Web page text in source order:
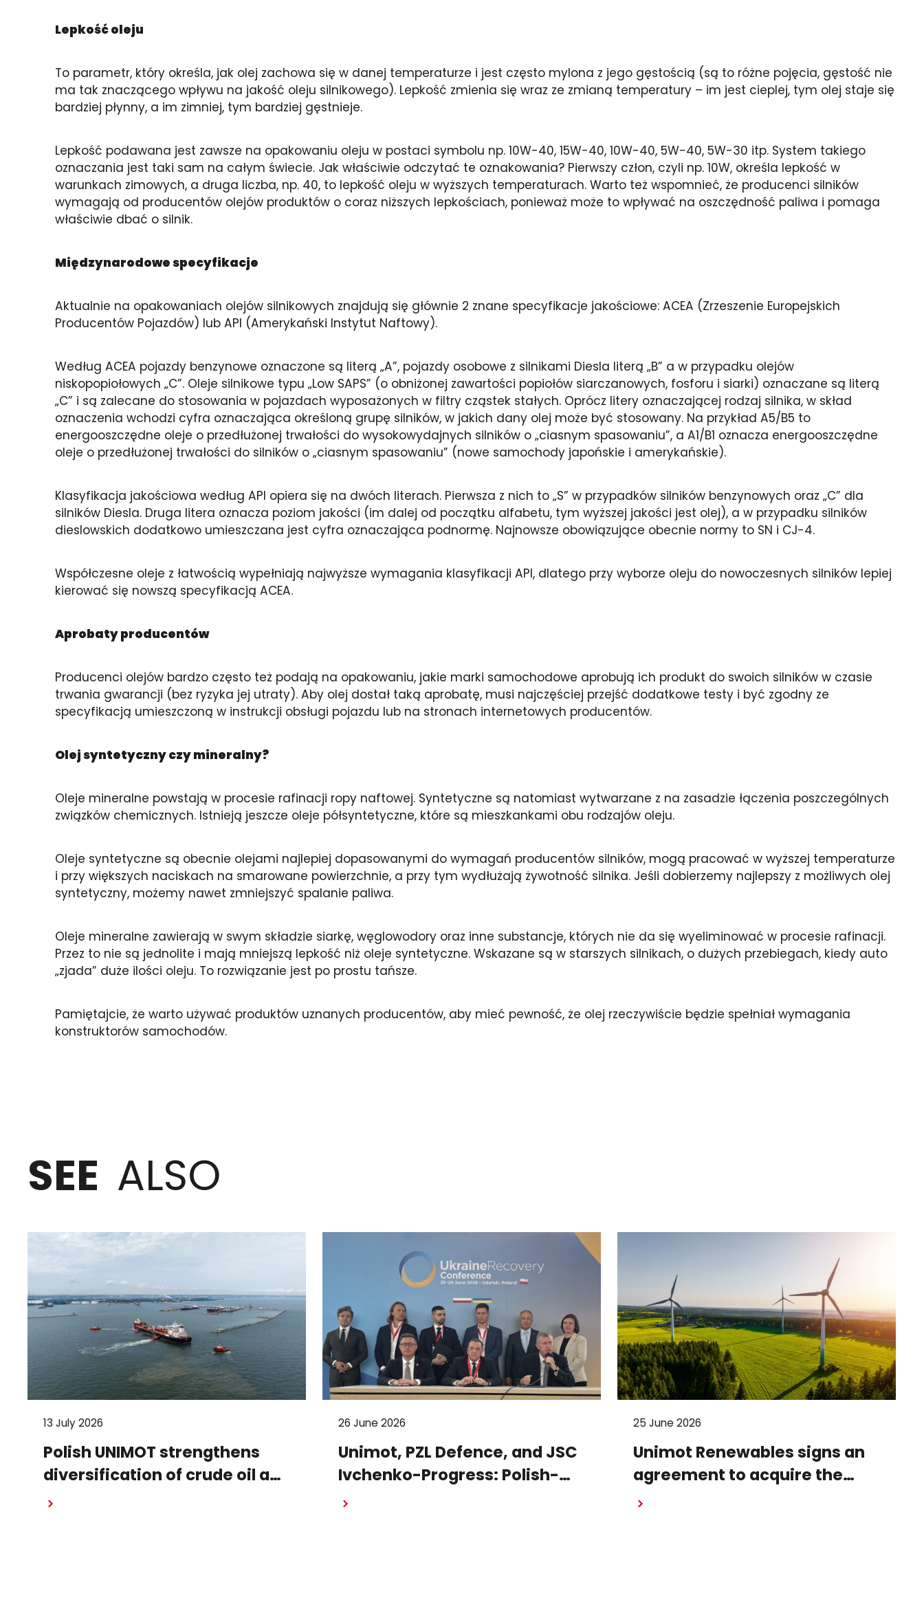
Lepkość oleju
To parametr, który określa, jak olej zachowa się w danej temperaturze i jest często mylona z jego gęstością (są to różne pojęcia, gęstość nie
ma tak znaczącego wpływu na jakość oleju silnikowego). Lepkość zmienia się wraz ze zmianą temperatury – im jest cieplej, tym olej staje się
bardziej płynny, a im zimniej, tym bardziej gęstnieje.
Lepkość podawana jest zawsze na opakowaniu oleju w postaci symbolu np. 10W-40, 15W-40, 10W-40, 5W-40, 5W-30 itp. System takiego
oznaczania jest taki sam na całym świecie. Jak właściwie odczytać te oznakowania? Pierwszy człon, czyli np. 10W, określa lepkość w
warunkach zimowych, a druga liczba, np. 40, to lepkość oleju w wyższych temperaturach. Warto też wspomnieć, że producenci silników
wymagają od producentów olejów produktów o coraz niższych lepkościach, ponieważ może to wpływać na oszczędność paliwa i pomaga
właściwie dbać o silnik.
Międzynarodowe specyfikacje
Aktualnie na opakowaniach olejów silnikowych znajdują się głównie 2 znane specyfikacje jakościowe: ACEA (Zrzeszenie Europejskich
Producentów Pojazdów) lub API (Amerykański Instytut Naftowy).
Według ACEA pojazdy benzynowe oznaczone są literą „A”, pojazdy osobowe z silnikami Diesla literą „B” a w przypadku olejów
niskopopiołowych „C”. Oleje silnikowe typu „Low SAPS” (o obniżonej zawartości popiołów siarczanowych, fosforu i siarki) oznaczane są literą
„C” i są zalecane do stosowania w pojazdach wyposażonych w filtry cząstek stałych. Oprócz litery oznaczającej rodzaj silnika, w skład
oznaczenia wchodzi cyfra oznaczająca określoną grupę silników, w jakich dany olej może być stosowany. Na przykład A5/B5 to
energooszczędne oleje o przedłużonej trwałości do wysokowydajnych silników o „ciasnym spasowaniu”, a A1/B1 oznacza energooszczędne
oleje o przedłużonej trwałości do silników o „ciasnym spasowaniu” (nowe samochody japońskie i amerykańskie).
Klasyfikacja jakościowa według API opiera się na dwóch literach. Pierwsza z nich to „S” w przypadków silników benzynowych oraz „C” dla
silników Diesla. Druga litera oznacza poziom jakości (im dalej od początku alfabetu, tym wyższej jakości jest olej), a w przypadku silników
dieslowskich dodatkowo umieszczana jest cyfra oznaczająca podnormę. Najnowsze obowiązujące obecnie normy to SN i CJ-4.
Współczesne oleje z łatwością wypełniają najwyższe wymagania klasyfikacji API, dlatego przy wyborze oleju do nowoczesnych silników lepiej
kierować się nowszą specyfikacją ACEA.
Aprobaty producentów
Producenci olejów bardzo często też podają na opakowaniu, jakie marki samochodowe aprobują ich produkt do swoich silników w czasie
trwania gwarancji (bez ryzyka jej utraty). Aby olej dostał taką aprobatę, musi najczęściej przejść dodatkowe testy i być zgodny ze
specyfikacją umieszczoną w instrukcji obsługi pojazdu lub na stronach internetowych producentów.
Olej syntetyczny czy mineralny?
Oleje mineralne powstają w procesie rafinacji ropy naftowej. Syntetyczne są natomiast wytwarzane z na zasadzie łączenia poszczególnych
związków chemicznych. Istnieją jeszcze oleje półsyntetyczne, które są mieszkankami obu rodzajów oleju.
Oleje syntetyczne są obecnie olejami najlepiej dopasowanymi do wymagań producentów silników, mogą pracować w wyższej temperaturze
i przy większych naciskach na smarowane powierzchnie, a przy tym wydłużają żywotność silnika. Jeśli dobierzemy najlepszy z możliwych olej
syntetyczny, możemy nawet zmniejszyć spalanie paliwa.
Oleje mineralne zawierają w swym składzie siarkę, węglowodory oraz inne substancje, których nie da się wyeliminować w procesie rafinacji.
Przez to nie są jednolite i mają mniejszą lepkość niż oleje syntetyczne. Wskazane są w starszych silnikach, o dużych przebiegach, kiedy auto
„zjada” duże ilości oleju. To rozwiązanie jest po prostu tańsze.
Pamiętajcie, że warto używać produktów uznanych producentów, aby mieć pewność, że olej rzeczywiście będzie spełniał wymagania
konstruktorów samochodów.
SEE ALSO
13 July 2026
Polish UNIMOT strengthens
diversification of crude oil and
fuel supplies for the region:
26 June 2026
Unimot, PZL Defence, and JSC
Ivchenko-Progress: Polish-
Ukrainian cooperation on the
25 June 2026
Unimot Renewables signs an
agreement to acquire the
Gostynin wind farm – the first